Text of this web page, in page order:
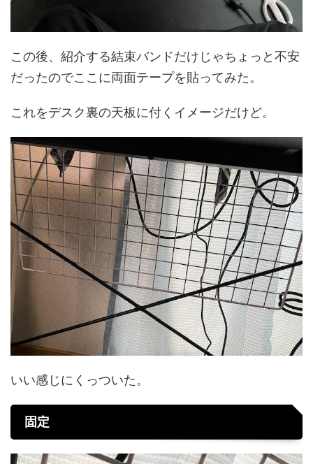
この後、紹介する結束バンドだけじゃちょっと不安
だったのでここに両面テープを貼ってみた。
これをデスク裏の天板に付くイメージだけど。
いい感じにくっついた。
固定